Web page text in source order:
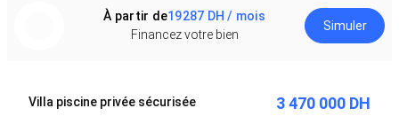
À partir de19287 DH / mois
Financez votre bien
Simuler
Villa piscine privée sécurisée 3 470 000 DH